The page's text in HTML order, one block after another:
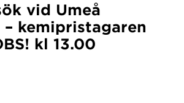
vid Umeå
kemipristagaren
kl 13.00